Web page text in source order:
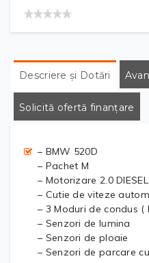
Descriere și Dotări
Solicită ofertă finanțare
– BMW 520D
– Pachet M
– Motorizare 2.0
– Cutie de viteze
– 3 Moduri de condus
– Senzori de lumina
– Senzori de ploaie
– Senzori de parcare